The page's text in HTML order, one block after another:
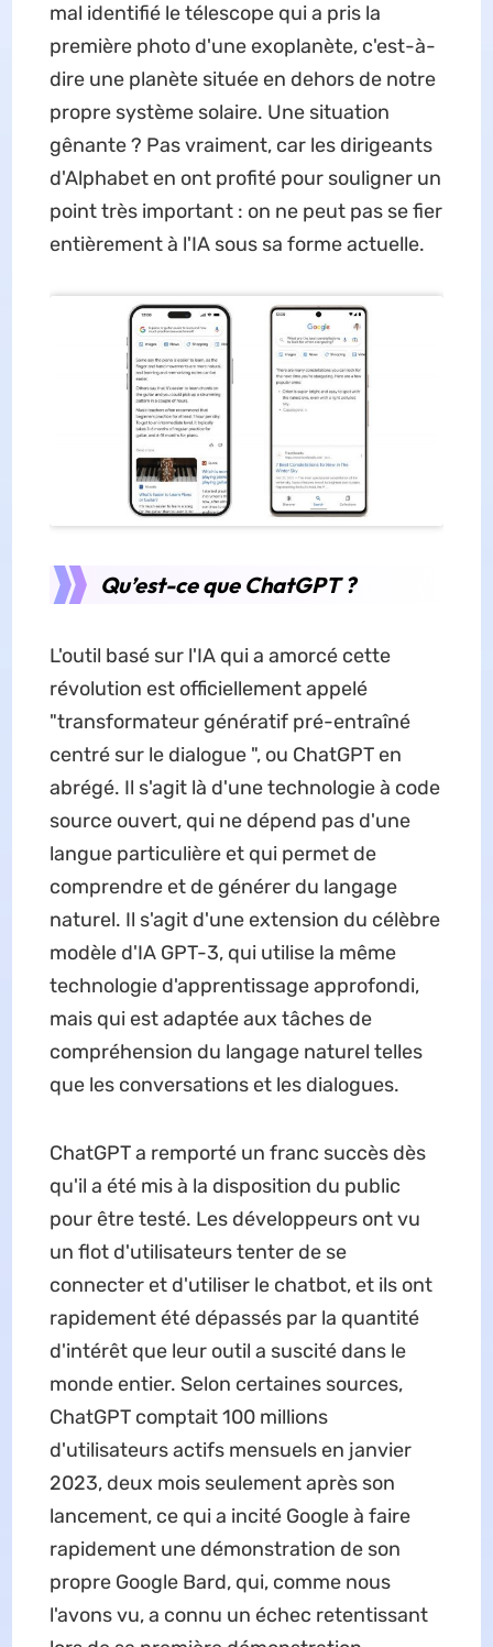
mal identifié le télescope qui a pris la
première photo d'une exoplanète, c'est-à-
dire une planète située en dehors de notre
propre système solaire. Une situation
gênante ? Pas vraiment, car les dirigeants
d'Alphabet en ont profité pour souligner un
point très important : on ne peut pas se fier
entièrement à l'IA sous sa forme actuelle.
Qu’est-ce que ChatGPT ?
L'outil basé sur l'IA qui a amorcé cette
révolution est officiellement appelé
"transformateur génératif pré-entraîné
centré sur le dialogue ", ou ChatGPT en
abrégé. Il s'agit là d'une technologie à code
source ouvert, qui ne dépend pas d'une
langue particulière et qui permet de
comprendre et de générer du langage
naturel. Il s'agit d'une extension du célèbre
modèle d'IA GPT-3, qui utilise la même
technologie d'apprentissage approfondi,
mais qui est adaptée aux tâches de
compréhension du langage naturel telles
que les conversations et les dialogues.
ChatGPT a remporté un franc succès dès
qu'il a été mis à la disposition du public
pour être testé. Les développeurs ont vu
un flot d'utilisateurs tenter de se
connecter et d'utiliser le chatbot, et ils ont
rapidement été dépassés par la quantité
d'intérêt que leur outil a suscité dans le
monde entier. Selon certaines sources,
ChatGPT comptait 100 millions
d'utilisateurs actifs mensuels en janvier
2023, deux mois seulement après son
lancement, ce qui a incité Google à faire
rapidement une démonstration de son
propre Google Bard, qui, comme nous
l'avons vu, a connu un échec retentissant